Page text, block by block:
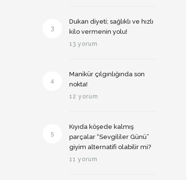
3
Dukan diyeti; sağlıklı ve hızlı
kilo vermenin yolu!
13 yorum
4
Manikür çılgınlığında son
nokta!
12 yorum
5
Kıyıda köşede kalmış
parçalar “Sevgililer Günü”
giyim alternatifi olabilir mi?
11 yorum